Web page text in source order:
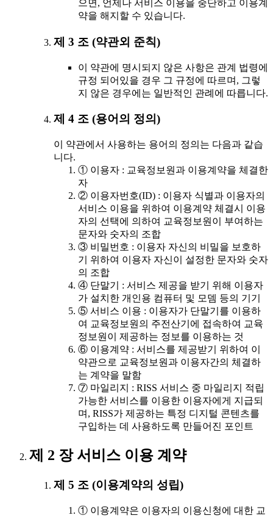
으면, 언제나 서비스 이용을 중단하고 이용계
약을 해지할 수 있습니다.
제 3 조 (약관외 준칙)
이 약관에 명시되지 않은 사항은 관계 법령에
규정 되어있을 경우 그 규정에 따르며, 그렇
지 않은 경우에는 일반적인 관례에 따릅니다.
제 4 조 (용어의 정의)
이 약관에서 사용하는 용어의 정의는 다음과 같습
니다.
① 이용자 : 교육정보원과 이용계약을 체결한
자
② 이용자번호(ID) : 이용자 식별과 이용자의
서비스 이용을 위하여 이용계약 체결시 이용
자의 선택에 의하여 교육정보원이 부여하는
문자와 숫자의 조합
③ 비밀번호 : 이용자 자신의 비밀을 보호하
기 위하여 이용자 자신이 설정한 문자와 숫자
의 조합
④ 단말기 : 서비스 제공을 받기 위해 이용자
가 설치한 개인용 컴퓨터 및 모뎀 등의 기기
⑤ 서비스 이용 : 이용자가 단말기를 이용하
여 교육정보원의 주전산기에 접속하여 교육
정보원이 제공하는 정보를 이용하는 것
⑥ 이용계약 : 서비스를 제공받기 위하여 이
약관으로 교육정보원과 이용자간의 체결하
는 계약을 말함
⑦ 마일리지 : RISS 서비스 중 마일리지 적립
가능한 서비스를 이용한 이용자에게 지급되
며, RISS가 제공하는 특정 디지털 콘텐츠를
구입하는 데 사용하도록 만들어진 포인트
제 2 장 서비스 이용 계약
제 5 조 (이용계약의 성립)
① 이용계약은 이용자의 이용신청에 대한 교